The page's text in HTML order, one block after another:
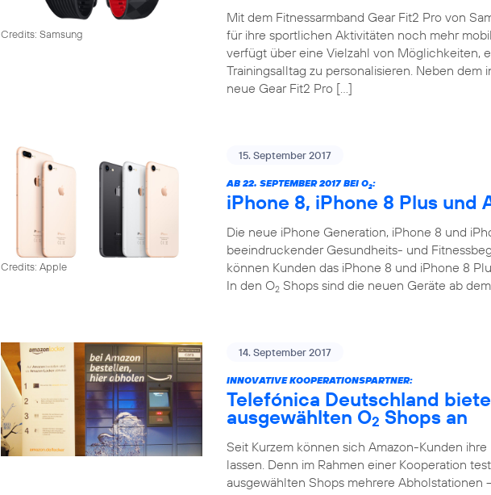
Credits: Samsung
Mit dem Fitnessarmband Gear Fit2 Pro von
für ihre sportlichen Aktivitäten noch mehr
verfügt über eine Vielzahl von Möglichkeiten,
Trainingsalltag zu personalisieren. Neben
neue Gear Fit2 Pro […]
Credits: Apple
15. September 2017
AB 22. SEPTEMBER 2017 BEI O2:
iPhone 8, iPhone 8 Plus und
Die neue iPhone Generation, iPhone 8 und
beeindruckender Gesundheits- und
können Kunden das iPhone 8 und iPhone 8
In den O2 Shops sind die neuen Geräte ab
14. September 2017
INNOVATIVE KOOPERATIONSPARTNER:
Telefónica Deutschland
ausgewählten O2 Shops an
Seit Kurzem können sich Amazon-Kunden
lassen. Denn im Rahmen einer Kooperation
ausgewählten Shops mehrere